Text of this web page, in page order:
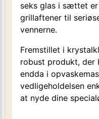
seks glas i sættet
grill­aftener til
vennerne.
Fremstillet i
robust produkt, der
endda i
vedligeholdelsen
at nyde dine